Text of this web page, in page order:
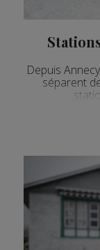
Depuis
séparent